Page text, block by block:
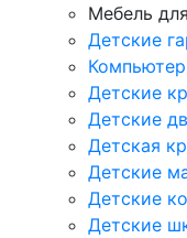
Мебель
Детские
Детские
Детские
Детская
Детские
Детские
Детские